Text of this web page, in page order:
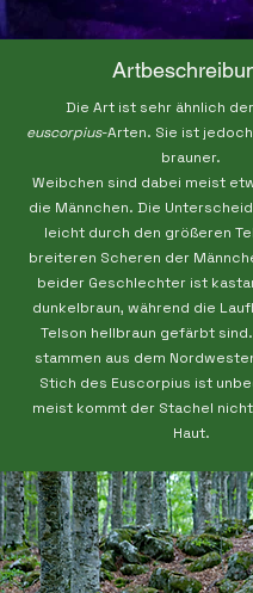
Die Art ist sehr ähnlich
euscorpius-Arten. Sie ist
brauner.
Weibchen sind dabei meist
die Männchen. Die
leicht durch den größeren
breiteren Scheren der
beider Geschlechter ist
dunkelbraun, während die
Telson hellbraun gefärbt
stammen aus dem
Stich des Euscorpius ist
meist kommt der Stachel
Haut.